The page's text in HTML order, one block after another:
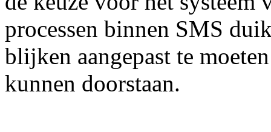
processen binnen SMS
blijken aangepast te
kunnen doorstaan.